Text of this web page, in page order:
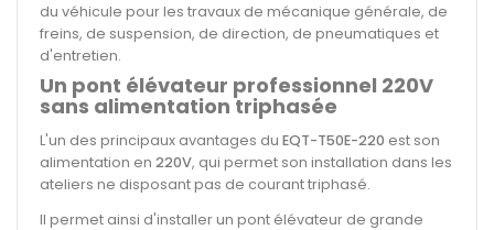
du véhicule pour les travaux de mécanique générale, de
freins, de suspension, de direction, de pneumatiques et
d'entretien.
Un pont élévateur professionnel 220V
sans alimentation triphasée
L'un des principaux avantages du EQT-T50E-220 est son
alimentation en 220V, qui permet son installation dans les
ateliers ne disposant pas de courant triphasé.
Il permet ainsi d'installer un pont élévateur de grande